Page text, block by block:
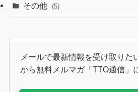
その他 (5)
メールで最新情報を受け取りた
から無料メルマガ「TTO通信」